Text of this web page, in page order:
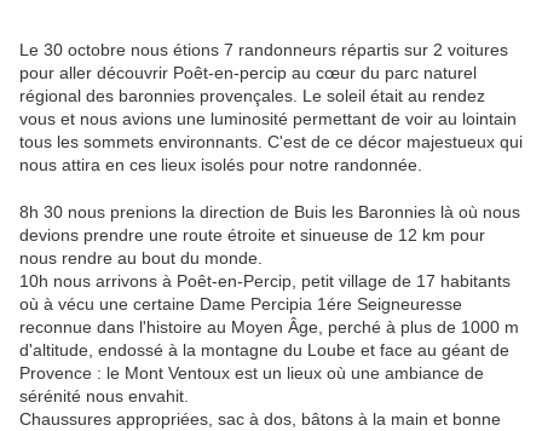
Le 30 octobre nous étions 7 randonneurs répartis sur 2 voitures
pour aller découvrir Poêt-en-percip au cœur du parc naturel
régional des baronnies provençales. Le soleil était au rendez
vous et nous avions une luminosité permettant de voir au lointain
tous les sommets environnants. C'est de ce décor majestueux qui
nous attira en ces lieux isolés pour notre randonnée.
8h 30 nous prenions la direction de Buis les Baronnies là où nous
devions prendre une route étroite et sinueuse de 12 km pour
nous rendre au bout du monde.
10h nous arrivons à Poêt-en-Percip, petit village de 17 habitants
où à vécu une certaine Dame Percipia 1ére Seigneuresse
reconnue dans l'histoire au Moyen Âge, perché à plus de 1000 m
d'altitude, endossé à la montagne du Loube et face au géant de
Provence : le Mont Ventoux est un lieux où une ambiance de
sérénité nous envahit.
Chaussures appropriées, sac à dos, bâtons à la main et bonne